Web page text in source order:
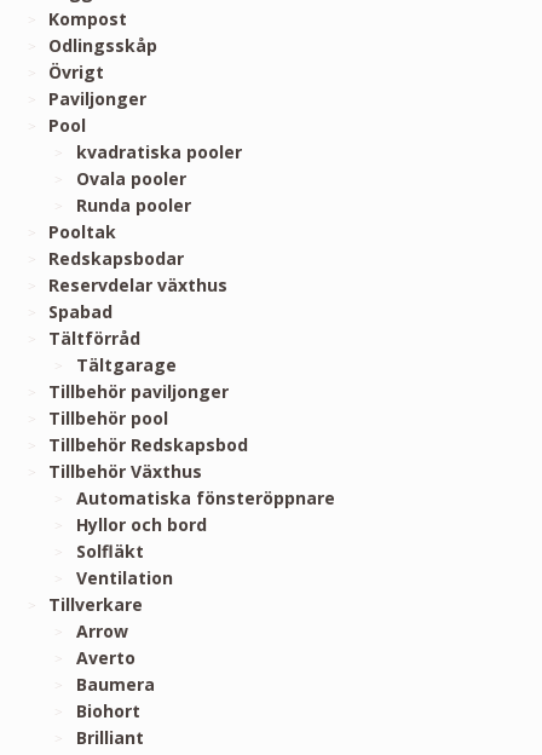
Kompost
Odlingsskåp
Övrigt
Paviljonger
Pool
kvadratiska pooler
Ovala pooler
Runda pooler
Pooltak
Redskapsbodar
Reservdelar växthus
Spabad
Tältförråd
Tältgarage
Tillbehör paviljonger
Tillbehör pool
Tillbehör Redskapsbod
Tillbehör Växthus
Automatiska fönsteröppnare
Hyllor och bord
Solfläkt
Ventilation
Tillverkare
Arrow
Averto
Baumera
Biohort
Brilliant